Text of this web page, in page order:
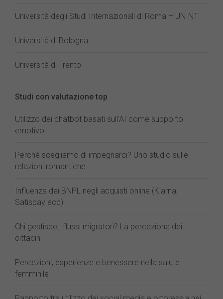
Università degli Studi Internazionali di Roma – UNINT
Università di Bologna
Università di Trento
Studi con valutazione top
Utilizzo dei chatbot basati sull'AI come supporto
emotivo
Perché scegliamo di impegnarci? Uno studio sulle
relazioni romantiche
Influenza dei BNPL negli acquisti online (Klarna,
Satispay ecc)
Chi gestisce i flussi migratori? La percezione dei
cittadini
Percezioni, esperienze e benessere nella salute
femminile